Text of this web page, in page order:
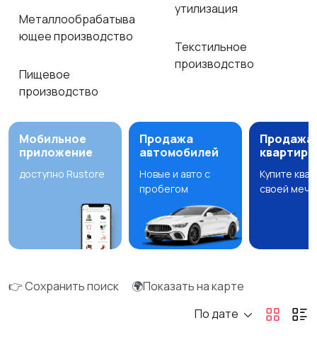
Металлообрабатыва
ющее производство
Пищевое
производство
утилизация
Текстильное
производство
Мобильное
приложение
доступно Rustore
Продажа
автомобилей
Новые и авто с
пробегом
Продажа
квартир
Купите
своей
👉 Сохранить поиск
🌍Показать на карте
По дате